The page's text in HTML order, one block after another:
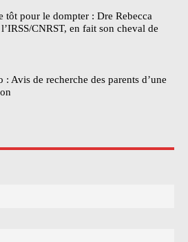
tôt pour le dompter : Dre Rebecca
CNRST, en fait son cheval de
Avis de recherche des parents d’une